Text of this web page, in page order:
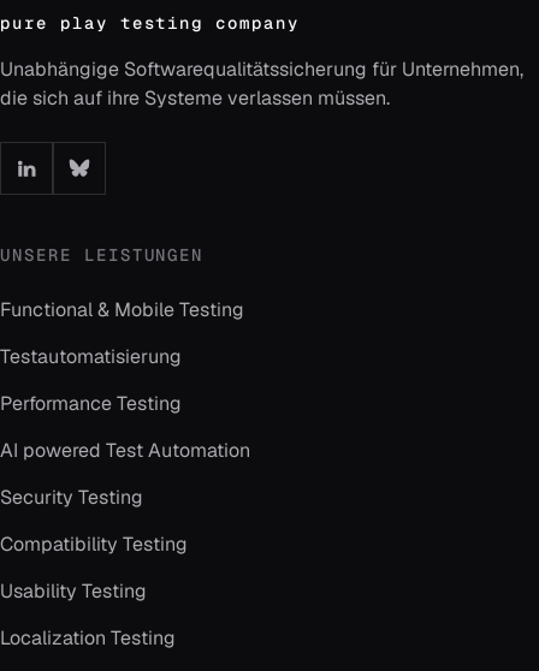
pure play testing company
Unabhängige Softwarequalitätssicherung für Unternehmen,
die sich auf ihre Systeme verlassen müssen.
UNSERE LEISTUNGEN
Functional & Mobile Testing
Testautomatisierung
Performance Testing
AI powered Test Automation
Security Testing
Compatibility Testing
Usability Testing
Localization Testing